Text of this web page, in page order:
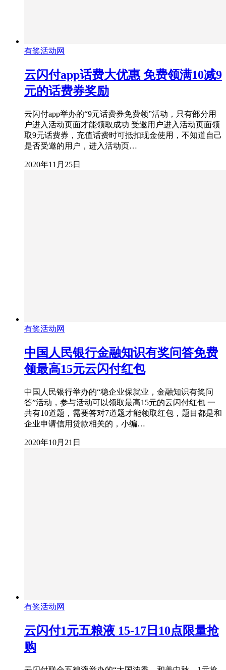
有奖活动网
云闪付app话费大优惠 免费领满10减9
元的话费券奖励
云闪付app举办的“9元话费券免费领”活动，只有部分用
户进入活动页面才能领取成功 受邀用户进入活动页面领
取9元话费券，充值话费时可抵扣现金使用，不知道自己
是否受邀的用户，进入活动页…
2020年11月25日
有奖活动网
中国人民银行金融知识有奖问答免费
领最高15元云闪付红包
中国人民银行举办的“稳企业保就业，金融知识有奖问
答”活动，参与活动可以领取最高15元的云闪付红包 一
共有10道题，需要答对7道题才能领取红包，题目都是和
企业申请信用贷款相关的，小编…
2020年10月21日
有奖活动网
云闪付1元五粮液 15-17日10点限量抢
购